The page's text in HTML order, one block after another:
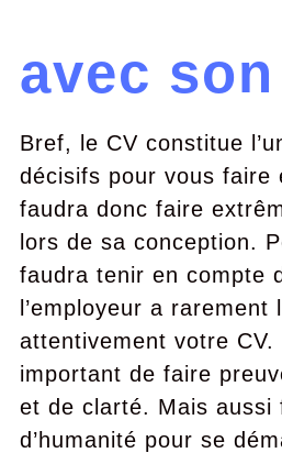
avec
Bref, le CV constitue
décisifs pour vous faire
faudra donc faire
lors de sa conception.
faudra tenir en compte
l’employeur a
attentivement votre
important de faire
et de clarté. Mais aussi
d’humanité pour se